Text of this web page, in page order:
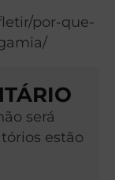
por-que-
será
estão